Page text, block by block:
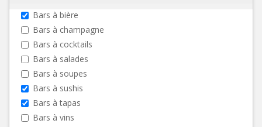
Bars à bière
Bars à champagne
Bars à cocktails
Bars à salades
Bars à soupes
Bars à sushis
Bars à tapas
Bars à vins